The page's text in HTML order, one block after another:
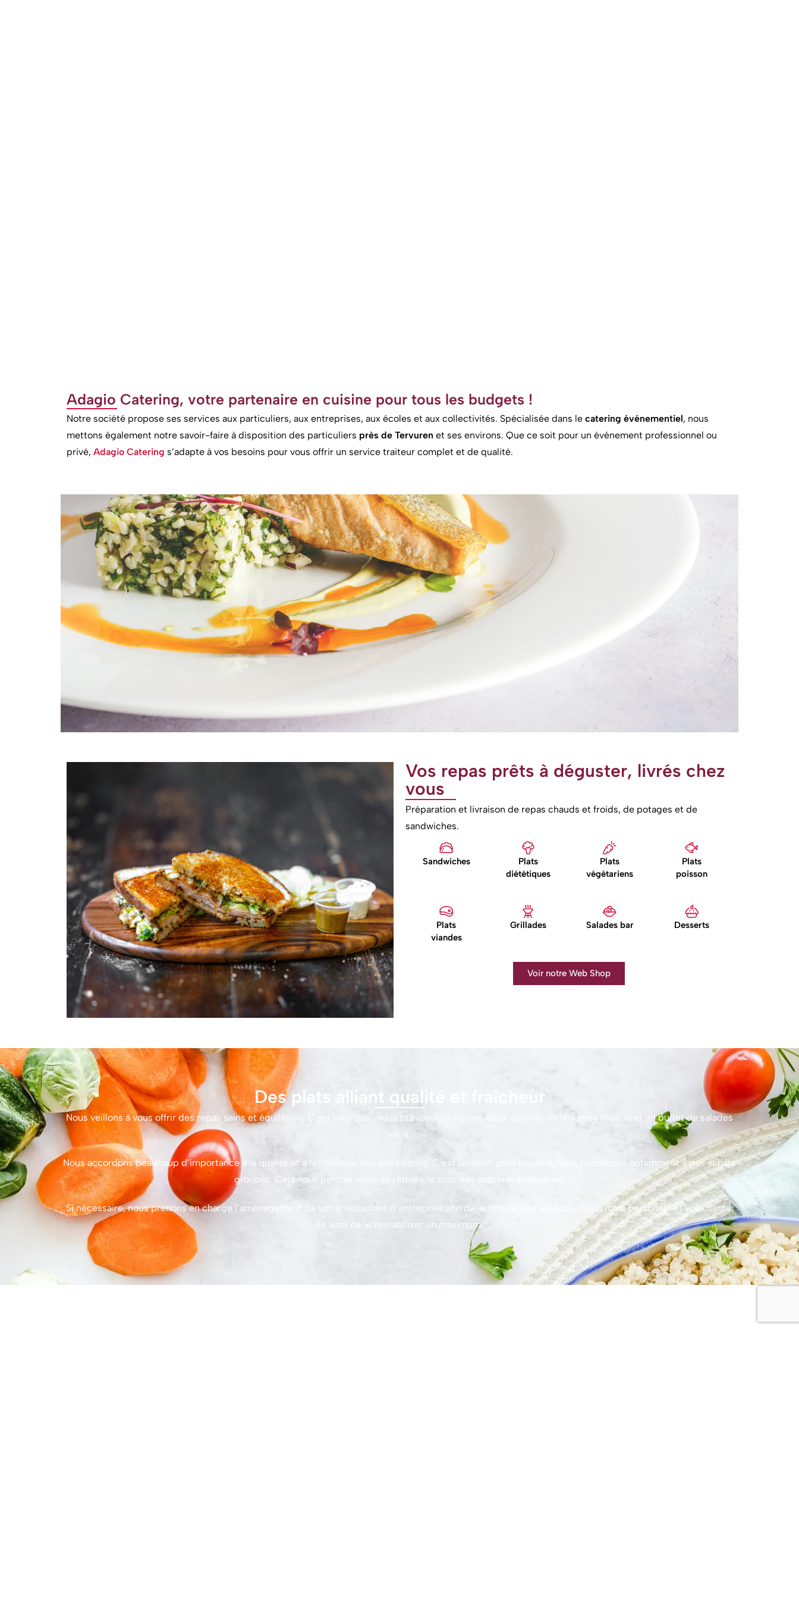
Adagio Catering, votre partenaire en cuisine pour tous les budgets !
Notre société propose ses services aux particuliers, aux entreprises, aux écoles et aux collectivités. Spécialisée dans le catering événementiel, nous
mettons également notre savoir-faire à disposition des particuliers près de Tervuren et ses environs. Que ce soit pour un événement professionnel ou
privé, Adagio Catering s’adapte à vos besoins pour vous offrir un service traiteur complet et de qualité.
Vos repas prêts à déguster, livrés chez
vous
Préparation et livraison de repas chauds et froids, de potages et de
sandwiches.
Sandwiches
Plats
diététiques
Plats
végétariens
Plats
poisson
Plats
viandes
Grillades Salades bar Desserts
Voir notre Web Shop
Des plats alliant qualité et fraîcheur
Nous veillons à vous offrir des repas sains et équilibrés. C’est pourquoi, nous prévoyons toujours deux variétés de légumes chauds et un buffet de salades
varié.
Nous accordons beaucoup d’importance à la qualité et à la fraîcheur des plats servis. C’est la raison pour laquelle, nous procédons notamment à des achats
groupés. Cela nous permet aussi de réduire le coût des matières premières.
Si nécessaire, nous prenons en charge l’aménagement de votre restaurant d’entreprise afin de le rendre plus agréable pour votre personnel et vos clients.
Et ainsi de le rentabiliser un maximum.